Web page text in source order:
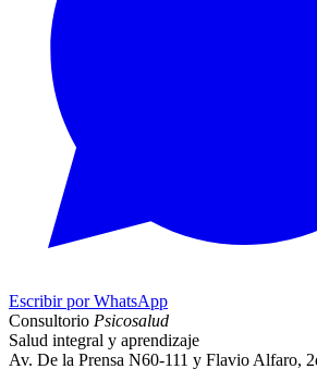
Escribir por WhatsApp
Consultorio Psicosalud
Salud integral y aprendizaje
Av. De la Prensa N60-111 y Flavio Alfaro,